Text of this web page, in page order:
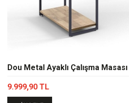
Dou Metal Ayaklı Çalışma
9.999,90 TL